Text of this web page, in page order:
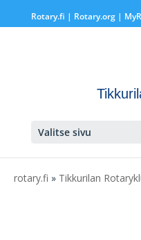
Rotary.fi | Rotary.org|
Valitse sivu
rotary.fi » Tikkurilan